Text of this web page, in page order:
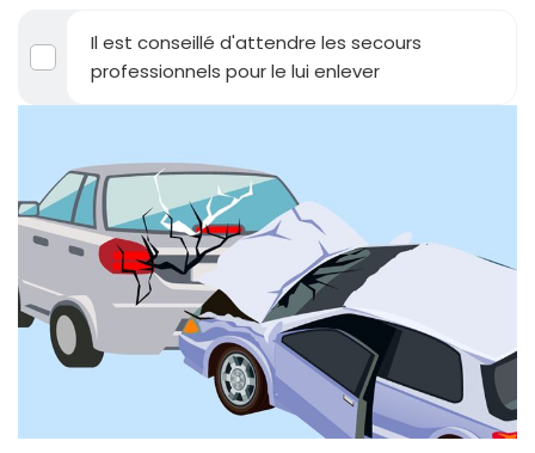
Il est conseillé d'attendre les secours
professionnels pour le lui enlever